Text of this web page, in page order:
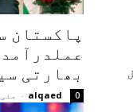
پاکستان
بھارتی
alqaed
- مئی 10, 2025 0